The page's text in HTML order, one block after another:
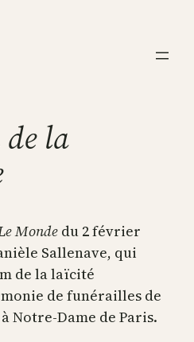
la
Monde du 2 février
Sallenave, qui
de la laïcité
de funérailles de
Notre-Dame de Paris.